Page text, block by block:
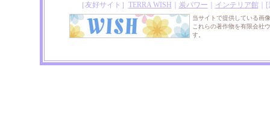
［友好サイト］ TERRA WISH 炭パワー インテリア館｜[
当サイトで提供している画
これらの著作物を有限会社
す。